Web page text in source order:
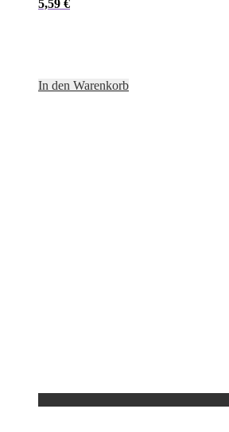
5,59 €
In den Warenkorb